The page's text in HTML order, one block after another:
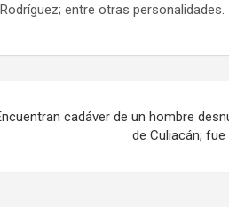
entre otras personalidades.
cadáver de un hombre
de Culiacán; fue